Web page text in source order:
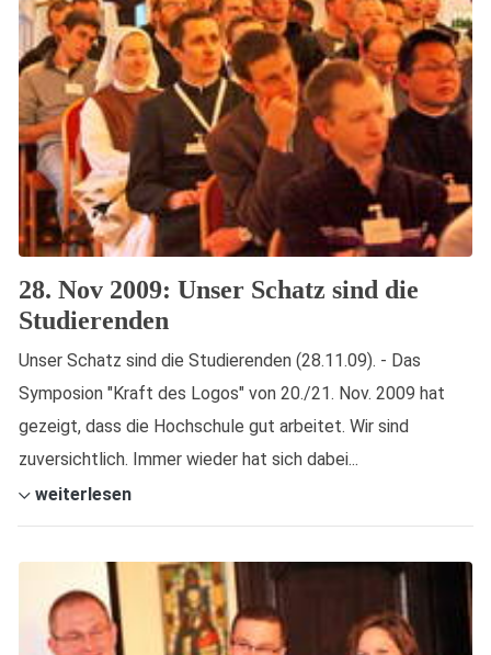
28. Nov 2009: Unser Schatz sind die
Studierenden
Unser Schatz sind die Studierenden (28.11.09). - Das
Symposion "Kraft des Logos" von 20./21. Nov. 2009 hat
gezeigt, dass die Hochschule gut arbeitet. Wir sind
zuversichtlich. Immer wieder hat sich dabei...
weiterlesen